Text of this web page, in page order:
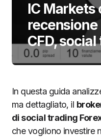
IC Markets
CFD,
In questa guida
ma dettagliato, il
di social trading
che vogliono investire